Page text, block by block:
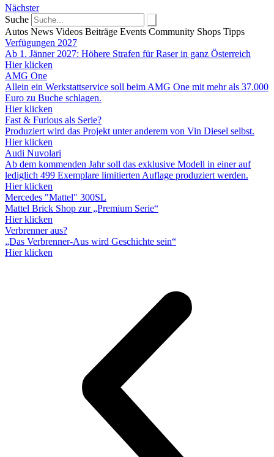
Nächster
Suche
Autos News Videos Beiträge Events Community Shops Tipps
Verfügungen 2027
Ab 1. Jänner 2027: Höhere Strafen für Raser in ganz Österreich
Hier klicken
AMG One
Allein ein Werkstattservice soll beim AMG One mit mehr als 37.000
Euro zu Buche schlagen.
Hier klicken
Fast & Furious als Serie?
Produziert wird das Projekt unter anderem von Vin Diesel selbst.
Hier klicken
Audi Nuvolari
Ab dem kommenden Jahr soll das exklusive Modell in einer auf
lediglich 499 Exemplare limitierten Auflage produziert werden.
Hier klicken
Mercedes "Mattel" 300SL
Mattel Brick Shop zur „Premium Serie“
Hier klicken
Verbrenner aus?
„Das Verbrenner-Aus wird Geschichte sein“
Hier klicken